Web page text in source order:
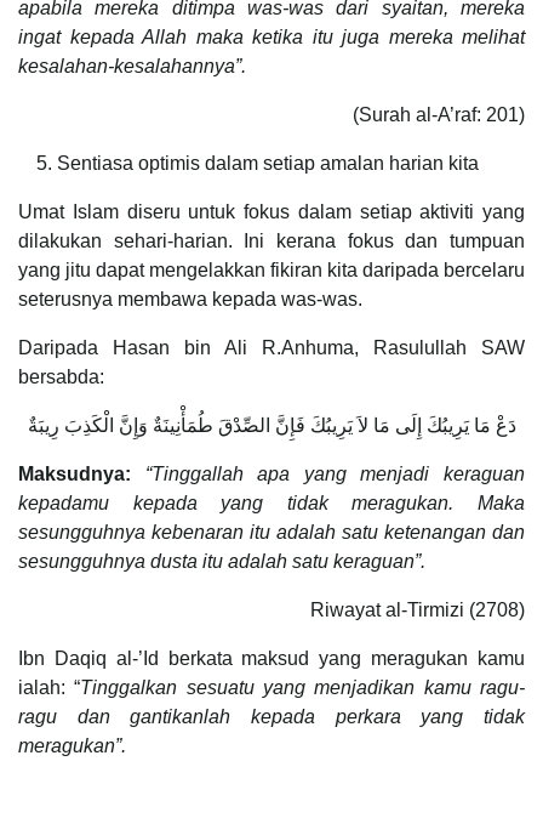
apabila mereka ditimpa was-was dari syaitan, mereka
ingat kepada Allah maka ketika itu juga mereka melihat
kesalahan-kesalahannya”.
(Surah al-A’raf: 201)
Sentiasa optimis dalam setiap amalan harian kita
Umat Islam diseru untuk fokus dalam setiap aktiviti yang
dilakukan sehari-harian. Ini kerana fokus dan tumpuan
yang jitu dapat mengelakkan fikiran kita daripada bercelaru
seterusnya membawa kepada was-was.
Daripada Hasan bin Ali R.Anhuma, Rasulullah SAW
bersabda:
دَعْ مَا يَرِيبُكَ إِلَى مَا لاَ يَرِيبُكَ فَإِنَّ الصِّدْقَ طُمَأْنِينَةٌ وَإِنَّ الْكَذِبَ رِيبَةٌ
Maksudnya: “Tinggallah apa yang menjadi keraguan
kepadamu kepada yang tidak meragukan. Maka
sesungguhnya kebenaran itu adalah satu ketenangan dan
sesungguhnya dusta itu adalah satu keraguan”.
Riwayat al-Tirmizi (2708)
Ibn Daqiq al-’Id berkata maksud yang meragukan kamu
ialah: “Tinggalkan sesuatu yang menjadikan kamu ragu-
ragu dan gantikanlah kepada perkara yang tidak
meragukan”.